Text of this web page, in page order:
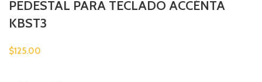
PEDESTAL PARA TECLADO ACCÉNTA
KBST3
$125.00